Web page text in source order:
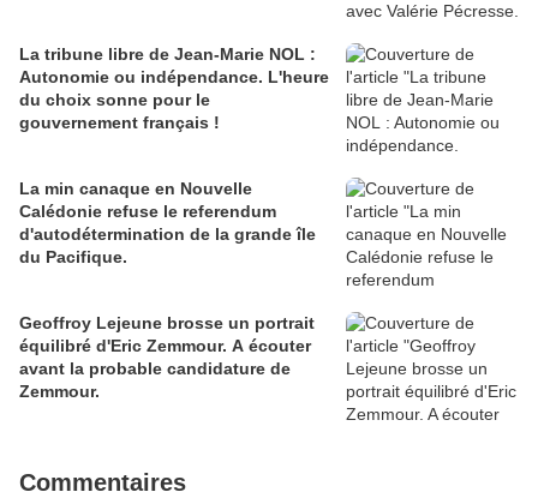
La tribune libre de Jean-Marie NOL :
Autonomie ou indépendance. L'heure
du choix sonne pour le
gouvernement français !
La min canaque en Nouvelle
Calédonie refuse le referendum
d'autodétermination de la grande île
du Pacifique.
Geoffroy Lejeune brosse un portrait
équilibré d'Eric Zemmour. A écouter
avant la probable candidature de
Zemmour.
Commentaires